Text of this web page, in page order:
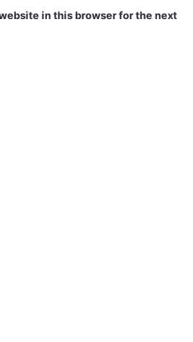
in this browser for the next